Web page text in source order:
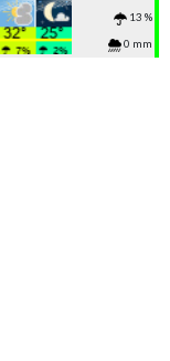
13 %
0 mm